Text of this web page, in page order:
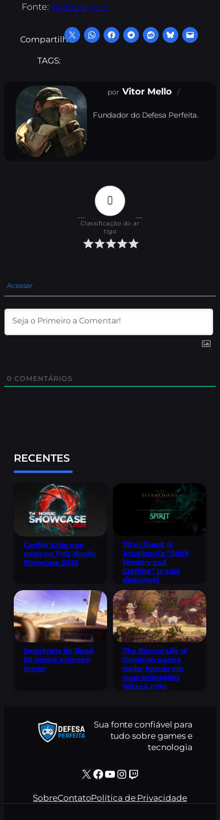
Fonte: Multiplayer.it
Compartilhe:
TAGS:
Vitor Mello
Fundador do Defesa Perfeita.
0
Classificação do ar
tigo
Acessar
0 COMENTÁRIOS
RECENTES
Confira tudo que
rolou no THQ Nordic
Showcase 2026
Titan Quest II:
Atualização “Spirit
Mastery and
Crafting” já está
disponível
Sequência de Road
96 ganha primeiro
teaser
The Eternal Life of
Goldman ganha
trailer focado em
suas animações
feitas à mão
Sua fonte confiável para
tudo sobre games e
tecnologia
X Facebook Youtube Instagram Twitch
SobreContatoPolítica de Privacidade